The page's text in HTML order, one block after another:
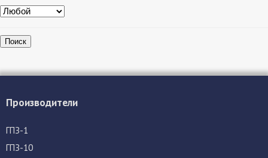
Поиск
Производители
ГПЗ-1
ГПЗ-10